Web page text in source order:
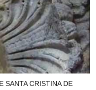
SANTA CRISTINA DE